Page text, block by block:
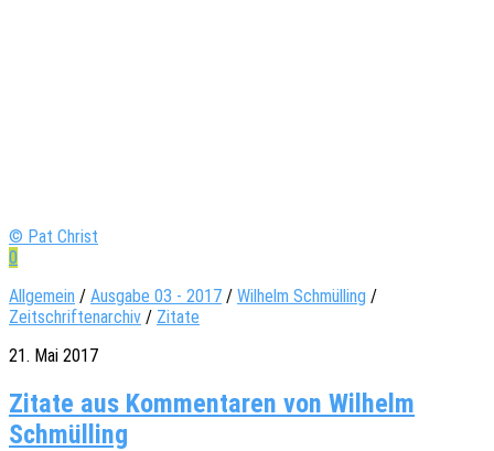
© Pat Christ
0
Allgemein / Ausgabe 03 - 2017 / Wilhelm Schmülling /
Zeitschriftenarchiv / Zitate
21. Mai 2017
Zitate aus Kommentaren von Wilhelm
Schmülling